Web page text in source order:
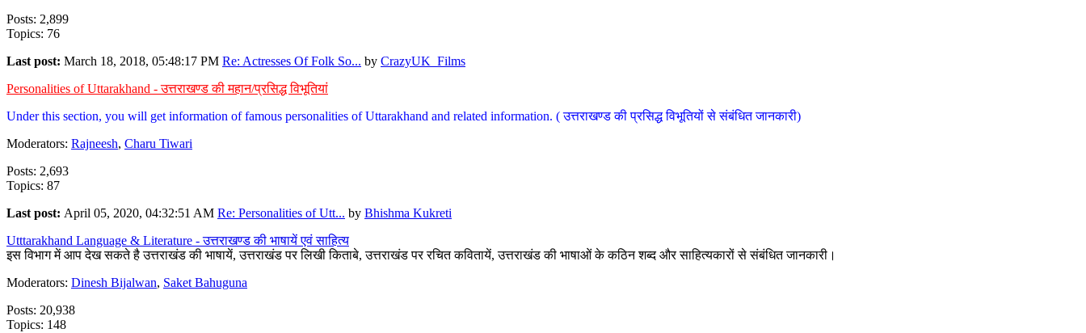
Posts: 2,899
Topics: 76
Last post: March 18, 2018, 05:48:17 PM Re: Actresses Of Folk So... by CrazyUK_Films
Personalities of Uttarakhand - उत्तराखण्ड की महान/प्रसिद्ध विभूतियां
Under this section, you will get information of famous personalities of Uttarakhand and related information. ( उत्तराखण्ड की प्रसिद्ध विभूतियों से संबंधित जानकारी)
Moderators: Rajneesh, Charu Tiwari
Posts: 2,693
Topics: 87
Last post: April 05, 2020, 04:32:51 AM Re: Personalities of Utt... by Bhishma Kukreti
Utttarakhand Language & Literature - उत्तराखण्ड की भाषायें एवं साहित्य
इस विभाग में आप देख सकते है उत्तराखंड की भाषायें, उत्तराखंड पर लिखी किताबे, उत्तराखंड पर रचित कवितायें, उत्तराखंड की भाषाओं के कठिन शब्द और साहित्यकारों से संबंधित जानकारी।
Moderators: Dinesh Bijalwan, Saket Bahuguna
Posts: 20,938
Topics: 148